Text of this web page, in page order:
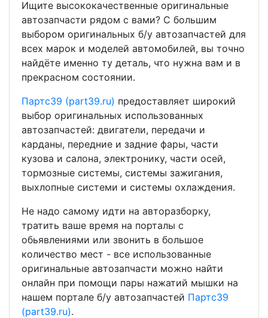
Ищите высококачественные оригинальные
автозапчасти рядом с вами? С большим
выбором оригинальных б/у автозапчастей для
всех марок и моделей автомобилей, вы точно
найдёте именно ту деталь, что нужна вам и в
прекрасном состоянии.
Партс39 (part39.ru) предоставляет широкий
выбор оригинальных использованных
автозапчастей: двигатели, передачи и
карданы, передние и задние фары, части
кузова и салона, электронику, части осей,
тормозные системы, системы зажигания,
выхлопные системи и системы охлаждения.
Не надо самому идти на авторазборку,
тратить ваше время на порталы с
обьявлениями или звонить в большое
количество мест - все использованные
оригинальные автозапчасти можно найти
онлайн при помощи пары нажатий мышки на
нашем портале б/у автозапчастей Партс39
(part39.ru).